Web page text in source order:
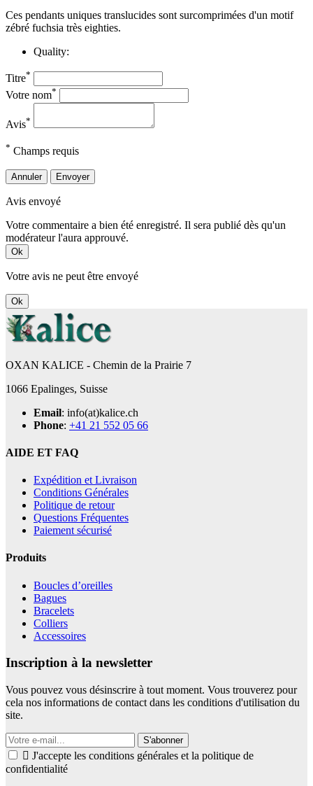
Ces pendants uniques translucides sont surcomprimées d'un motif
zébré fuchsia très eighties.
Quality:
Titre*
Votre nom*
Avis*
* Champs requis
Annuler Envoyer
Avis envoyé
Votre commentaire a bien été enregistré. Il sera publié dès qu'un
modérateur l'aura approuvé.
Ok
Votre avis ne peut être envoyé
Ok
OXAN KALICE - Chemin de la Prairie 7
1066 Epalinges, Suisse
Email: info(at)kalice.ch
Phone: +41 21 552 05 66
AIDE ET FAQ
Expédition et Livraison
Conditions Générales
Politique de retour
Questions Fréquentes
Paiement sécurisé
Produits
Boucles d’oreilles
Bagues
Bracelets
Colliers
Accessoires
Inscription à la newsletter
Vous pouvez vous désinscrire à tout moment. Vous trouverez pour
cela nos informations de contact dans les conditions d'utilisation du
site.
S'abonner
 J'accepte les conditions générales et la politique de
confidentialité